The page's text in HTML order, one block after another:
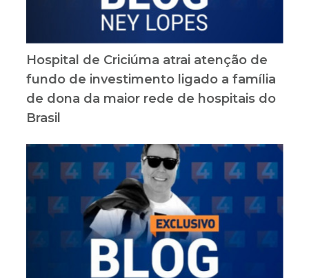
Hospital de Criciúma atrai atenção de
fundo de investimento ligado a família
de dona da maior rede de hospitais do
Brasil